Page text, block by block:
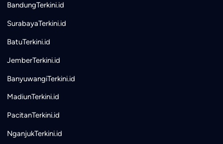
BandungTerkini.id
SurabayaTerkini.id
BatuTerkini.id
JemberTerkini.id
BanyuwangiTerkini.id
MadiunTerkini.id
PacitanTerkini.id
NganjukTerkini.id